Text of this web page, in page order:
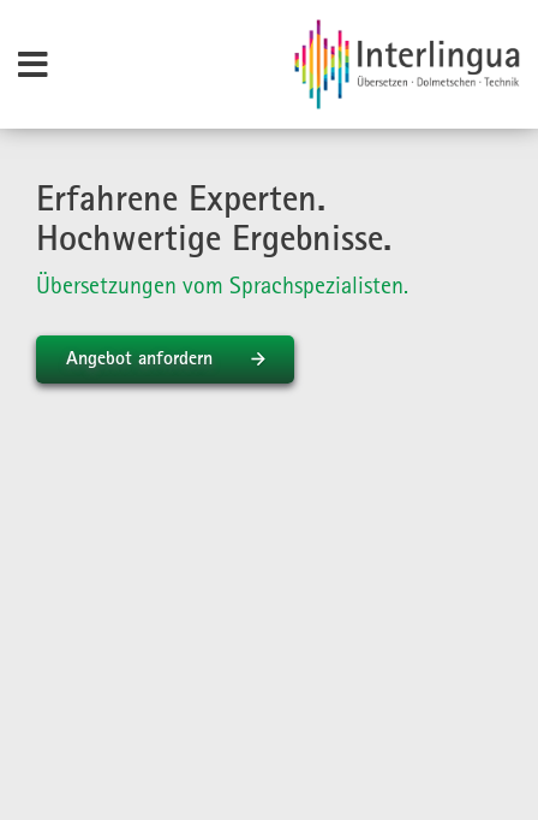
Erfahrene Experten.
Hochwertige Ergebnisse.
Übersetzungen vom Sprachspezialisten.
Angebot anfordern